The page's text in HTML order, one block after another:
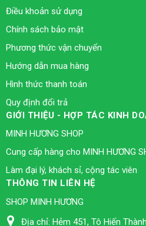
Điều khoản sử dụng
Chính sách bảo mật
Phương thức vận chuyển
Hướng dẫn mua hàng
Hình thức thanh toán
Quy định đổi trả
GIỚI THIỆU - HỢP TÁC KINH
MINH HƯƠNG SHOP
Cung cấp hàng cho MINH HƯƠNG
Làm đại lý, khách sỉ, cộng tác viên
THÔNG TIN LIÊN HỆ
SHOP MINH HƯƠNG
Địa chỉ: Hẻm 451, Tô Hiến